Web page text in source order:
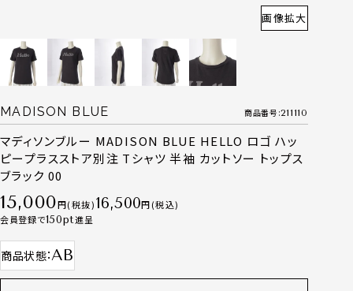
画像拡大
MADISON BLUE 商品番号 211110
マディソンブルー MADISON BLUE HELLO ロゴ ハッ
ピープラスストア別注 Tシャツ 半袖 カットソー トップス
ブラック 00
15,000 税抜 16,500
税込
会員登録で150 進呈
商品状態 AB